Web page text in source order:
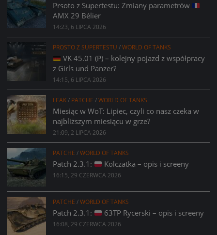
Prsoto z Supertestu: Zmiany parametrów
AMX 29 Bélier
14:23, 6 LIPCA 2026
PROSTO Z SUPERTESTU /WORLD OF TANKS
VK 45.01 (P) – kolejny pojazd z współpracy
z Girls und Panzer?
14:15, 6 LIPCA 2026
LEAK/ PATCHE /WORLD OF TANKS
Miesiąc w WoT: Lipiec, czyli co nasz czeka w
najbliższym miesiącu w grze?
21:09, 2 LIPCA 2026
PATCHE /WORLD OF TANKS
Patch 2.3.1: Kolczatka – opis i screeny
16:15, 29 CZERWCA 2026
PATCHE /WORLD OF TANKS
Patch 2.3.1: 63TP Rycerski – opis i screeny
16:08, 29 CZERWCA 2026